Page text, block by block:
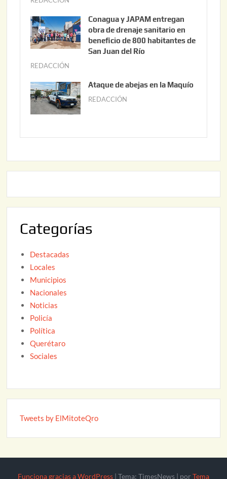
,
2
0
n
i
o
,
2
0
6
Conagua y JAPAM entregan
obra de drenaje sanitario en
beneficio de 800 habitantes de
San Juan del Río
REDACCIÓN
n
i
o
Ataque de abejas en la Maquío
REDACCIÓN
o
2
Categorías
Destacadas
Locales
Municipios
Nacionales
Noticias
Policía
Política
Querétaro
Sociales
Tweets by ElMitoteQro
Funciona gracias a WordPress | Tema: TimesNews | por Tema